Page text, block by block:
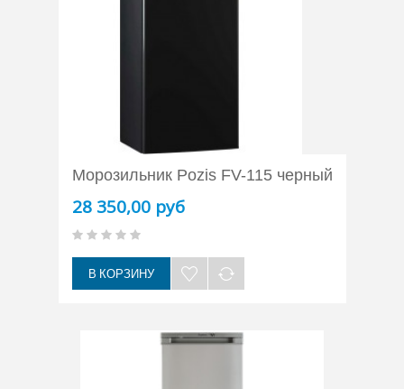
Морозильник Pozis FV-115 черный
28 350,00 руб
В КОРЗИНУ